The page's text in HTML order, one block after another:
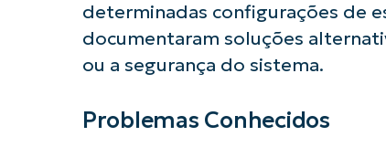
determinadas configurações de
documentaram soluções
ou a segurança do sistema.
Problemas Conhecidos